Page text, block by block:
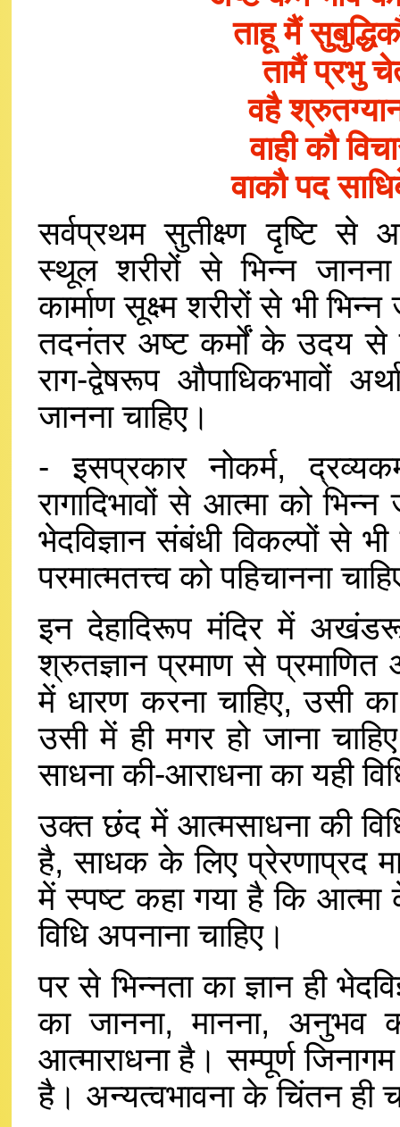
ताहू मैं
तामैं प्रभु
वहै
वाही कौ
वाकौ पद
सर्वप्रथम सुतीक्ष्ण दृष्टि से
स्थूल शरीरों से भिन्न
कार्माण सूक्ष्म शरीरों से भी
तदनंतर अष्ट कर्मों के उदय से
राग-द्वेषरूप औपाधिकभावों
जानना चाहिए।
- इसप्रकार नोकर्म,
रागादिभावों से आत्मा को
भेदविज्ञान संबंधी विकल्पों से
परमात्मतत्त्व को पहिचानना
इन देहादिरूप मंदिर में
श्रुतज्ञान प्रमाण से
में धारण करना चाहिए, उसी
उसी में ही मगर हो जाना
साधना की-आराधना का यही
उक्त छंद में आत्मसाधना की
है, साधक के लिए प्रेरणाप्रद
में स्पष्ट कहा गया है कि
विधि अपनाना चाहिए।
पर से भिन्नता का ज्ञान ही
का जानना, मानना, अनुभव
आत्माराधना है। सम्पूर्ण
है। अन्यत्वभावना के चिंतन ही